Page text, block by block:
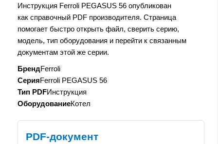
Инструкция Ferroli PEGASUS 56 опубликован
как справочный PDF производителя. Страница
помогает быстро открыть файл, сверить серию,
модель, тип оборудования и перейти к связанным
документам этой же серии.
БрендFerroli
СерияFerroli PEGASUS 56
Тип PDFИнструкция
ОборудованиеКотел
PDF-документ